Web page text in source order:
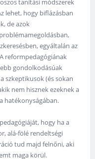
tanítási módszerek
lehet, hogy biflázásban
de azok
egyáltalán az
reformpedagógiának
gondolkodásúak
szkeptikusok (és sokan
nem hisznek ezeknek a
hatékonyságában.
hogy ha a
alá-fölé rendeltségi
tud majd felnőni, aki
maga körül.